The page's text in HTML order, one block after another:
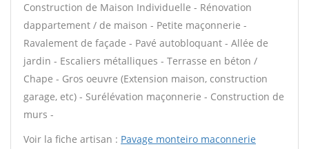
Construction de Maison Individuelle - Rénovation
dappartement / de maison - Petite maçonnerie -
Ravalement de façade - Pavé autobloquant - Allée de
jardin - Escaliers métalliques - Terrasse en béton /
Chape - Gros oeuvre (Extension maison, construction
garage, etc) - Surélévation maçonnerie - Construction de
murs -
Voir la fiche artisan : Pavage monteiro maconnerie